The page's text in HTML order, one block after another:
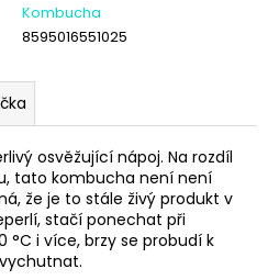
Kombucha
8595016551025
osvěžující nápoj. Na rozdíl
tato kombucha není není
že je to stále živý produkt v
stačí ponechat při
i více, brzy se probudí k